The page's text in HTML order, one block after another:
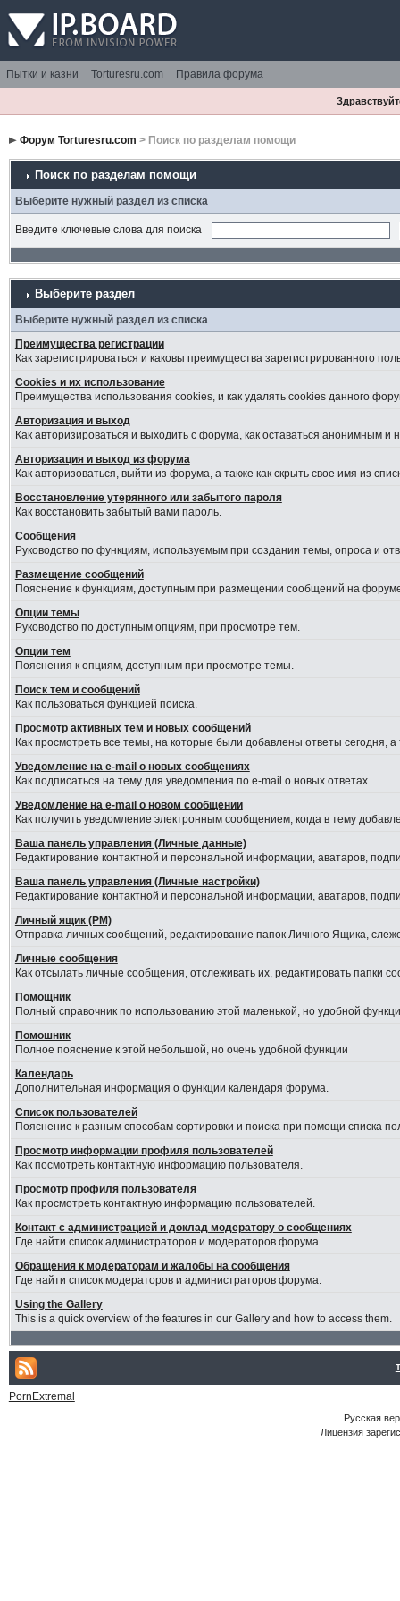
Пытки и казни Torturesru.com Правила форума
Форум Torturesru.com > Поиск по разделам помощи
Поиск по разделам помощи
Выберите нужный раздел из списка
Введите ключевые слова для поиска
Выберите раздел
Выберите нужный раздел из списка
Преимущества регистрации
Как зарегистрироваться и каковы преимущества зарегистрированного
Cookies и их использование
Преимущества использования cookies, и как удалять cookies данного
Авторизация и выход
Как авторизироваться и выходить с форума, как оставаться анонимным
Авторизация и выход из форума
Как авторизоваться, выйти из форума, а также как скрыть свое имя из
Восстановление утерянного или забытого пароля
Как восстановить забытый вами пароль.
Сообщения
Руководство по функциям, используемым при создании темы, опроса и
Размещение сообщений
Пояснение к функциям, доступным при размещении сообщений на
Опции темы
Руководство по доступным опциям, при просмотре тем.
Опции тем
Пояснения к опциям, доступным при просмотре темы.
Поиск тем и сообщений
Как пользоваться функцией поиска.
Просмотр активных тем и новых сообщений
Как просмотреть все темы, на которые были добавлены ответы сегодня,
Уведомление на e-mail о новых сообщениях
Как подписаться на тему для уведомления по e-mail о новых ответах.
Уведомление на е-mail о новом сообщении
Как получить уведомление электронным сообщением, когда в тему
Ваша панель управления (Личные данные)
Редактирование контактной и персональной информации, аватаров,
Ваша панель управления (Личные настройки)
Редактирование контактной и персональной информации, аватаров,
Личный ящик (PM)
Отправка личных сообщений, редактирование папок Личного Ящика,
Личные сообщения
Как отсылать личные сообщения, отслеживать их, редактировать папки
Помощник
Полный справочник по использованию этой маленькой, но удобной
Помошник
Полное пояснение к этой небольшой, но очень удобной функции
Календарь
Дополнительная информация о функции календаря форума.
Список пользователей
Пояснение к разным способам сортировки и поиска при помощи списка
Просмотр информации профиля пользователей
Как посмотреть контактную информацию пользователя.
Просмотр профиля пользователя
Как просмотреть контактную информацию пользователей.
Контакт с администрацией и доклад модератору о сообщениях
Где найти список администраторов и модераторов форума.
Обращения к модераторам и жалобы на сообщения
Где найти список модераторов и администраторов форума.
Using the Gallery
This is a quick overview of the features in our Gallery and how to access them.
PornExtremal
Русская
Лицензия